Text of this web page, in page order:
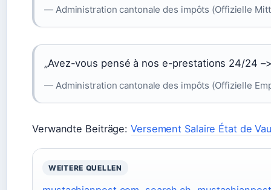
— Administration cantonale des impôts (Offizielle
„Avez-vous pensé à nos e-prestations 24/24
— Administration cantonale des impôts (Offizielle
Verwandte Beiträge: Versement Salaire État de
WEITERE QUELLEN